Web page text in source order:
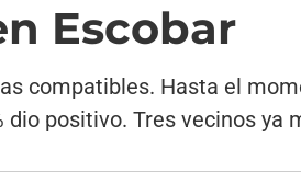
Escobar
compatibles. Hasta el
positivo. Tres vecinos ya